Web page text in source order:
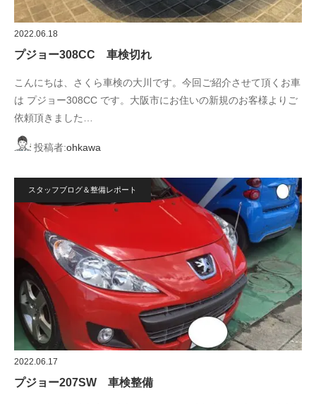
2022.06.18
プジョー308CC 車検切れ
こんにちは、さくら車検の大川です。今回ご紹介させて頂くお車
は プジョー308CC です。大阪市にお住いの新規のお客様よりご
依頼頂きました…
投稿者:ohkawa
スタッフブログ＆整備レポート
2022.06.17
プジョー207SW 車検整備